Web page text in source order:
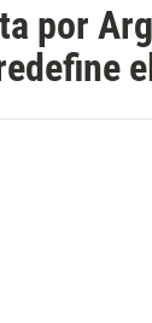
por